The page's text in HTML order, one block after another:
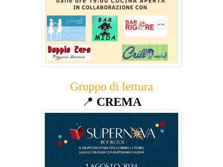
Gruppo di lettura
📍 CREMA